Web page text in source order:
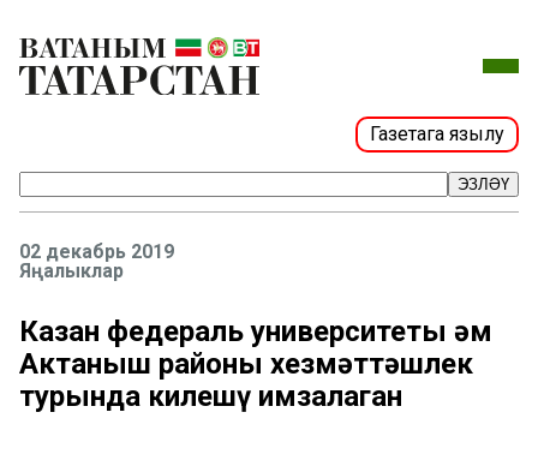
Газетага язылу
ЭЗЛӘҮ
02 декабрь 2019
Яңалыклар
Казан федераль университеты һәм
Актаныш районы хезмәттәшлек
турында килешү имзалаган